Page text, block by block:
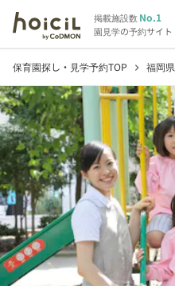
掲載施設数No.1
園見学の予約サイト
保育園探し・見学予約TOP chevron_right 福岡県